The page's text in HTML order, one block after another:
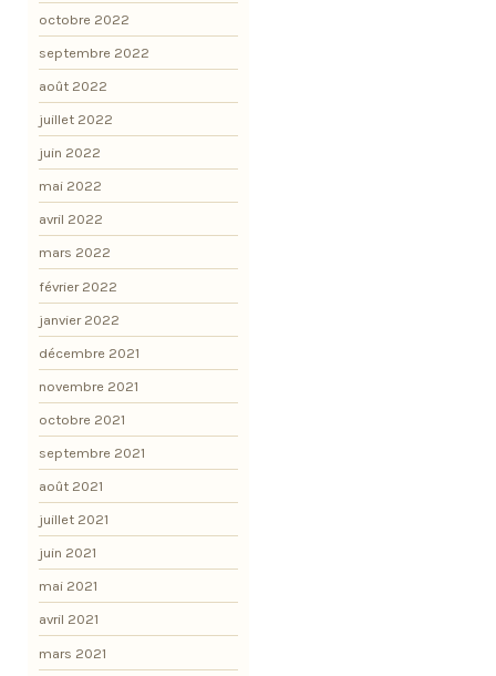
octobre 2022
septembre 2022
août 2022
juillet 2022
juin 2022
mai 2022
avril 2022
mars 2022
février 2022
janvier 2022
décembre 2021
novembre 2021
octobre 2021
septembre 2021
août 2021
juillet 2021
juin 2021
mai 2021
avril 2021
mars 2021